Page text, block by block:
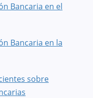
Bancaria en el
Bancaria en la
sobre